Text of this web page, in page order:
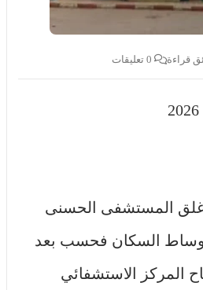
غلق المستشفى الحسنى
السكان فحسب بعد
المركز الاستشفائي